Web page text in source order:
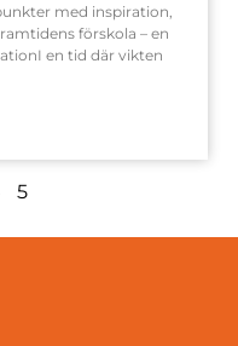
med inspiration,
förskola – en
en tid där vikten
5